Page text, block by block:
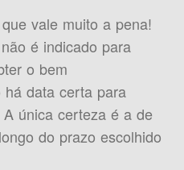
que vale muito a pena!
é indicado para
o bem
há data certa para
única certeza é a de
do prazo escolhido